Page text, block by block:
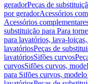
geradorPeças de
por geradorAcessórios
Acessórios
substituição para Para
para lavatórios, lava-
lavatóriosPeças de
lavatóriosSifões curvos
curvosSifões curvos,
para Sifões curvos,